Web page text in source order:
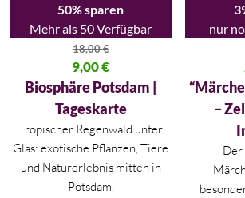
50% sparen
Mehr als 50 Verfügbar
18,00€
Ursprünglicher Preis war: 18,00 €
9,00€
Aktueller Preis ist: 9,00 €.
Biosphäre Potsdam |
Tageskarte
Tropischer Regenwald unter
Glas: exotische Pflanzen, Tiere
und Naturerlebnis mitten in
Potsdam.
nur
Aktueller
–
Der